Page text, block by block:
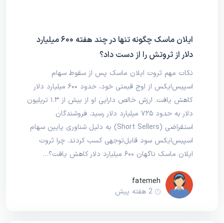
ایلان ماسک چگونه تنها در چند هفته ۶۰۰ میلیارد
دلار از ثروتش را از دست داد؟
نکات مهم ثروت ایلان ماسک پس از سقوط سهام
اسپیس‌ایکس از اوج قیمتی خود، حدود ۶۰۰ میلیارد دلار
کاهش یافت. ارزش خالص دارایی او از بیش از ۱.۳ تریلیون
دلار به حدود ۷۲۵ میلیارد دلار رسید. فروشندگان
استقراضی (Short Sellers) به دلیل شناوری پایین سهام
اسپیس‌ایکس سود قابل‌توجهی کسب کردند. چرا ثروت
ایلان ماسک ناگهان ۶۰۰ میلیارد دلار کاهش یافت؟…
fatemeh
2 هفته پیش